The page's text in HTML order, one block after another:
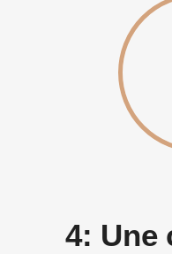
4: Une